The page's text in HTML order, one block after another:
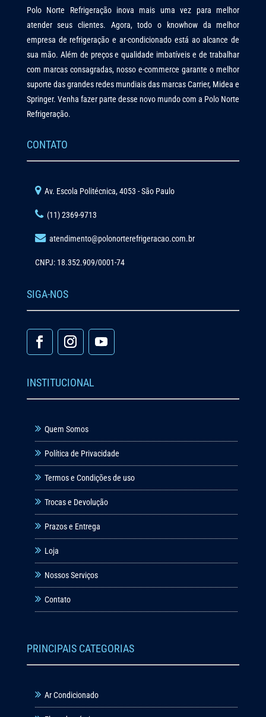
Polo Norte Refrigeração inova mais uma vez para melhor
atender seus clientes. Agora, todo o knowhow da melhor
empresa de refrigeração e ar-condicionado está ao alcance de
sua mão. Além de preços e qualidade imbatíveis e de trabalhar
com marcas consagradas, nosso e-commerce garante o melhor
suporte das grandes redes mundiais das marcas Carrier, Midea e
Springer. Venha fazer parte desse novo mundo com a Polo Norte
Refrigeração.
CONTATO
Av. Escola Politécnica, 4053 - São Paulo
(11) 2369-9713
atendimento@polonorterefrigeracao.com.br
CNPJ: 18.352.909/0001-74
SIGA-NOS
INSTITUCIONAL
Quem Somos
Política de Privacidade
Termos e Condições de uso
Trocas e Devolução
Prazos e Entrega
Loja
Nossos Serviços
Contato
PRINCIPAIS CATEGORIAS
Ar Condicionado